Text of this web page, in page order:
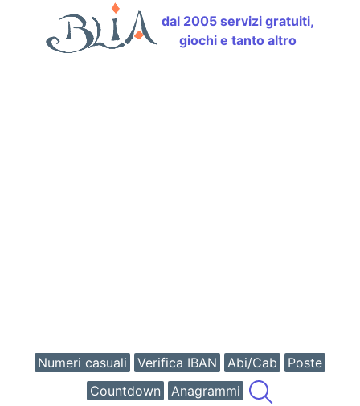
dal 2005 servizi gratuiti,
giochi e tanto altro
Numeri casuali Verifica IBAN Abi/Cab
Poste
Countdown
Anagrammi